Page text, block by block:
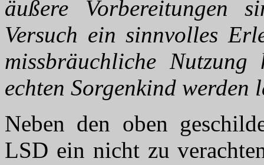
äußere Vorbereitungen
Versuch ein sinnvolles
missbräuchliche
echten Sorgenkind werden
Neben den oben
LSD ein nicht zu